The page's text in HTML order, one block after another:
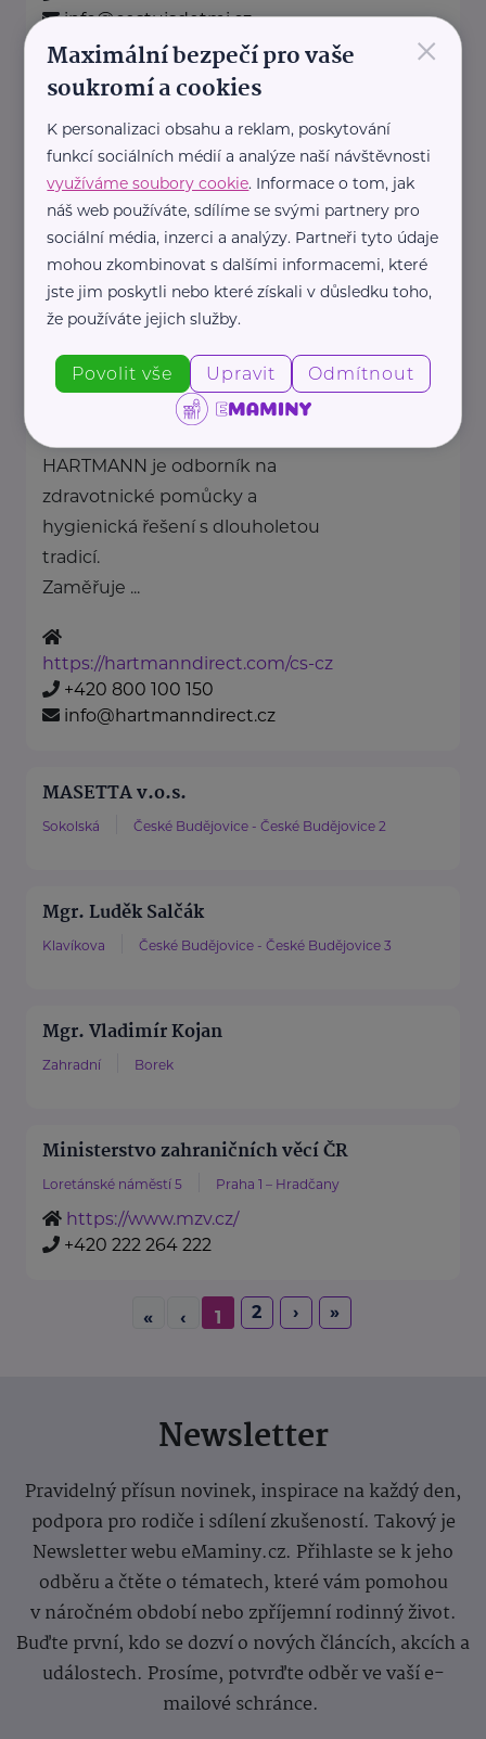
info@cestujsdetmi.cz
CK MÁJ spol. s r.o.
V. Volfa České Budějovice - České Budějovice 2
CK SATURN s.r.o.
Trhové Sviny
HARTMANN – RICO a.s.
Masarykovo nám. 77 Veverská Bítýška
HARTMANN je odborník na
zdravotnické pomůcky a
hygienická řešení s dlouholetou
tradicí.
Zaměřuje ...
https://hartmanndirect.com/cs-cz
+420 800 100 150
info@hartmanndirect.cz
MASETTA v.o.s.
Sokolská České Budějovice - České Budějovice 2
Mgr. Luděk Salčák
Klavíkova České Budějovice - České Budějovice 3
Mgr. Vladimír Kojan
Zahradní Borek
Ministerstvo zahraničních věcí ČR
Loretánské náměstí 5 Praha 1 – Hradčany
https://www.mzv.cz/
+420 222 264 222
« ‹ 1 2 › »
Newsletter
Pravidelný přísun novinek, inspirace na každý den,
podpora pro rodiče i sdílení zkušeností. Takový je
Newsletter webu eMaminy.cz. Přihlaste se k jeho
odběru a čtěte o tématech, které vám pomohou
v náročném období nebo zpříjemní rodinný život.
Buďte první, kdo se dozví o nových článcích, akcích a
událostech. Prosíme, potvrďte odběr ve vaší e-
mailové schránce.
×
Maximální bezpečí pro vaše
soukromí a cookies
K personalizaci obsahu a reklam, poskytování
funkcí sociálních médií a analýze naší návštěvnosti
využíváme soubory cookie. Informace o tom, jak
náš web používáte, sdílíme se svými partnery pro
sociální média, inzerci a analýzy. Partneři tyto údaje
mohou zkombinovat s dalšími informacemi, které
jste jim poskytli nebo které získali v důsledku toho,
že používáte jejich služby.
Povolit vše Upravit Odmítnout